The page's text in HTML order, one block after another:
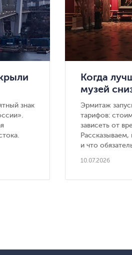
знак
Когда
музей
вечерних
Эрмитаж
тарифов:
зависеть от
Рассказываем,
и что
10.07.2026